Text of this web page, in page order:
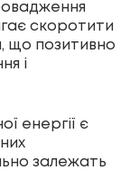
скоротити
що позитивно
і
енергії є
залежать